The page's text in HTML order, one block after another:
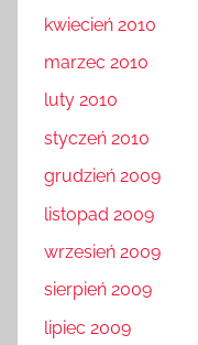
kwiecień 2010
marzec 2010
luty 2010
styczeń 2010
grudzień 2009
listopad 2009
wrzesień 2009
sierpień 2009
lipiec 2009